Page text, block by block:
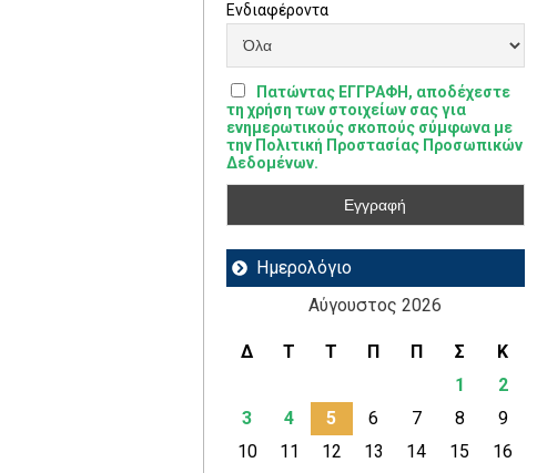
Ενδιαφέροντα
Πατώντας ΕΓΓΡΑΦΗ, αποδέχεστε
τη χρήση των στοιχείων σας για
ενημερωτικούς σκοπούς σύμφωνα με
την Πολιτική Προστασίας Προσωπικών
Δεδομένων.
Ημερολόγιο
Αύγουστος 2026
Δ Τ Τ Π Π Σ
Κ
1
2
3
4 5 6 7 8
9
10
11 12 13 14 15
16